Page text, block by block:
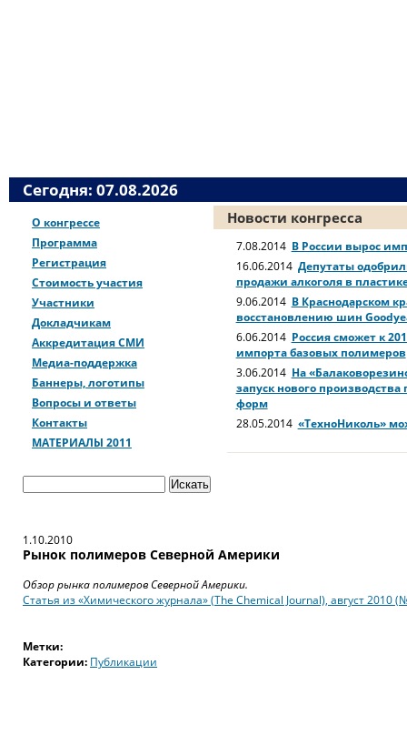
Сегодня: 07.08.2026
О конгрессе
Программа
Регистрация
Стоимость участия
Участники
Докладчикам
Аккредитация СМИ
Медиа-поддержка
Баннеры, логотипы
Вопросы и ответы
Контакты
МАТЕРИАЛЫ 2011
Новости конгресса
7.08.2014 В России вырос
16.06.2014 Депутаты
продажи алкоголя в
9.06.2014 В Краснодарском
восстановлению шин
6.06.2014 Россия сможет к
импорта базовых полимеров
3.06.2014 На
запуск нового
форм
28.05.2014 «ТехноНиколь»
пенополистирола
1.10.2010
Рынок полимеров Северной Америки
Обзор рынка полимеров Северной Америки.
Статья из «Химического журнала» (The Chemical Journal), август 2010
Метки:
Категории: Публикации